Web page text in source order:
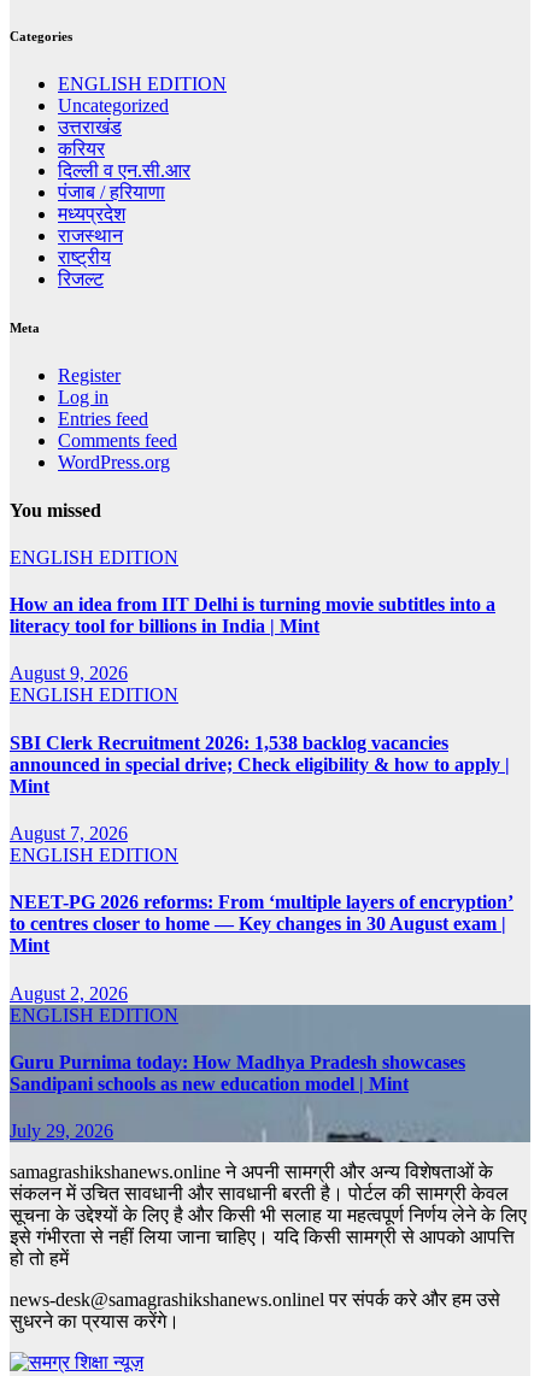
Categories
ENGLISH EDITION
Uncategorized
उत्तराखंड
करियर
दिल्ली व एन.सी.आर
पंजाब / हरियाणा
मध्यप्रदेश
राजस्थान
राष्ट्रीय
रिजल्ट
Meta
Register
Log in
Entries feed
Comments feed
WordPress.org
You missed
ENGLISH EDITION
How an idea from IIT Delhi is turning movie subtitles into a
literacy tool for billions in India | Mint
August 9, 2026
ENGLISH EDITION
SBI Clerk Recruitment 2026: 1,538 backlog vacancies
announced in special drive; Check eligibility & how to apply |
Mint
August 7, 2026
ENGLISH EDITION
NEET-PG 2026 reforms: From ‘multiple layers of encryption’
to centres closer to home — Key changes in 30 August exam |
Mint
August 2, 2026
ENGLISH EDITION
Guru Purnima today: How Madhya Pradesh showcases
Sandipani schools as new education model | Mint
July 29, 2026
samagrashikshanews.online ने अपनी सामग्री और अन्य विशेषताओं के
संकलन में उचित सावधानी और सावधानी बरती है। पोर्टल की सामग्री केवल
सूचना के उद्देश्यों के लिए है और किसी भी सलाह या महत्वपूर्ण निर्णय लेने के लिए
इसे गंभीरता से नहीं लिया जाना चाहिए। यदि किसी सामग्री से आपको आपत्ति
हो तो हमें
news-desk@samagrashikshanews.onlinel पर संपर्क करे और हम उसे
सुधरने का प्रयास करेंगे।